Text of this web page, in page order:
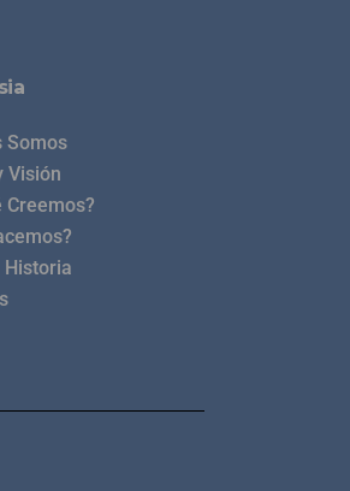
Somos
Visión
Creemos?
Historia